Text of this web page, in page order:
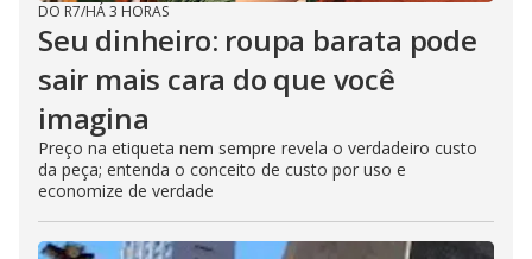
DO R7/HÁ 3 HORAS
Seu dinheiro: roupa barata pode
sair mais cara do que você
imagina
Preço na etiqueta nem sempre revela o verdadeiro custo
da peça; entenda o conceito de custo por uso e
economize de verdade